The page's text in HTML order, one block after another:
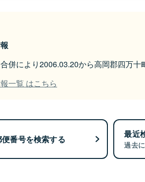
併により2006.03.20から高岡郡四万十
一覧 はこちら
番号を検索する 最近
過去